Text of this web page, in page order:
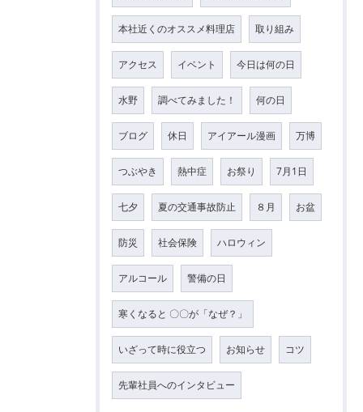
本社近くのオススメ料理店 取り組み
アクセス イベント 今日は何の日
水野 調べてみました！ 何の日
ブログ 休日 アイアール漫画 万博
つぶやき 熱中症 お祭り 7月1日
七夕 夏の交通事故防止 ８月 お盆
防災 社会保険 ハロウィン
アルコール 警備の日
寒くなると 〇〇が「なぜ？」
いざって時に役立つ お知らせ コツ
先輩社員へのインタビュー